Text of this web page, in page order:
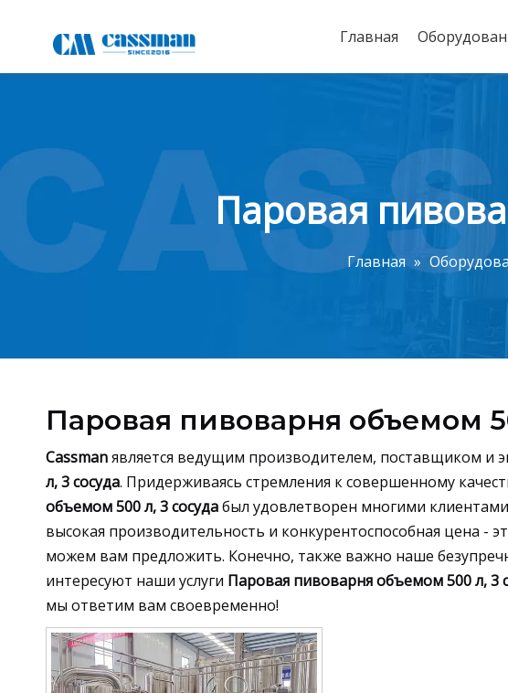
Главная
Паровая
Главная »
Паровая пивоварня объемом
Cassmanявляется ведущим производителем, поставщиком и
л, 3 сосуда. Придерживаясь стремления к совершенному
объемом 500 л, 3 сосудабыл удовлетворен многими
высокая производительность и конкурентоспособная цена -
можем вам предложить. Конечно, также важно наше
интересуют наши услуги Паровая пивоварня объемом 500 л, 3
мы ответим вам своевременно!